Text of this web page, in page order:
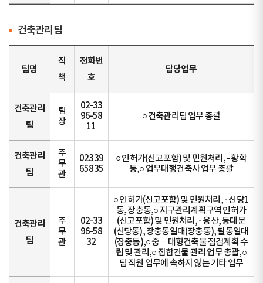
건축관리팀
팀명
직
책
전화번
호
담당업무
건축관리
팀
팀
장
02-33
96-58
11
○ 건축관리팀 업무 총괄
건축관리
팀
주
무
관
02339
65835
○ 인허가(신고포함) 및 민원처리, - 황학
동,○ 업무대행건축사 업무 총괄
건축관리
팀
주
무
관
02-33
96-58
32
○ 인허가(신고포함) 및 민원처리, - 신당1
동, 장충동,○ 지구관리계획구역 인허가
(신고포함) 및 민원처리, - 용산, 동대문
(신당동), 장충동일대(장충동), 필동일대
(장충동),○ 중ㆍ대형건축물 점검계획 수
립 및 관리,○ 집합건물 관리 업무 총괄,○
팀 직원 업무에 속하지 않는 기타 업무